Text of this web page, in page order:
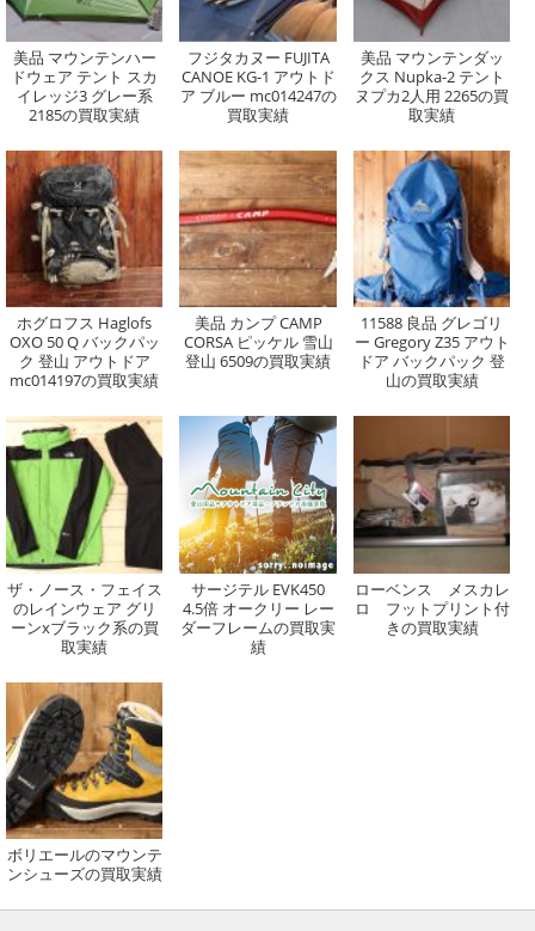
美品 マウンテンハー
ドウェア テント スカ
イレッジ3 グレー系
2185の買取実績
フジタカヌー FUJITA
CANOE KG-1 アウトド
ア ブルー mc014247の
買取実績
美品 マウンテンダッ
クス Nupka-2 テント
ヌプカ2人用 2265の買
取実績
ホグロフス Haglofs
OXO 50 Q バックパッ
ク 登山 アウトドア
mc014197の買取実績
美品 カンプ CAMP
CORSA ピッケル 雪山
登山 6509の買取実績
11588 良品 グレゴリ
ー Gregory Z35 アウト
ドア バックパック 登
山の買取実績
ザ・ノース・フェイス
のレインウェア グリ
ーンxブラック系の買
取実績
サージテル EVK450
4.5倍 オークリー レー
ダーフレームの買取実
績
ローベンス メスカレ
ロ フットプリント付
きの買取実績
ボリエールのマウンテ
ンシューズの買取実績